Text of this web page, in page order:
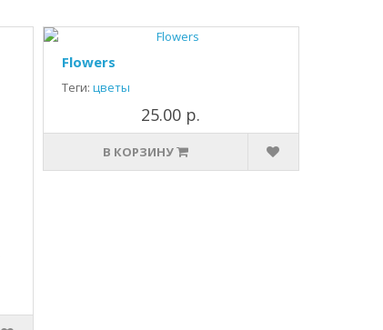
Flowers
Теги: цветы
25.00 р.
В КОРЗИНУ